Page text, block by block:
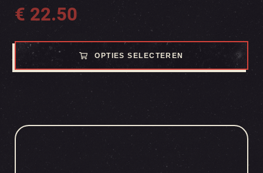
€ 22.50
OPTIES SELECTEREN